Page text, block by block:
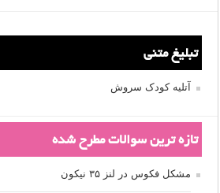
تبلیغ متنی
آتلیه کودک سروش
تازه ترین سوالات مطرح شده
مشکل فکوس در لنز ۳۵ نیکون